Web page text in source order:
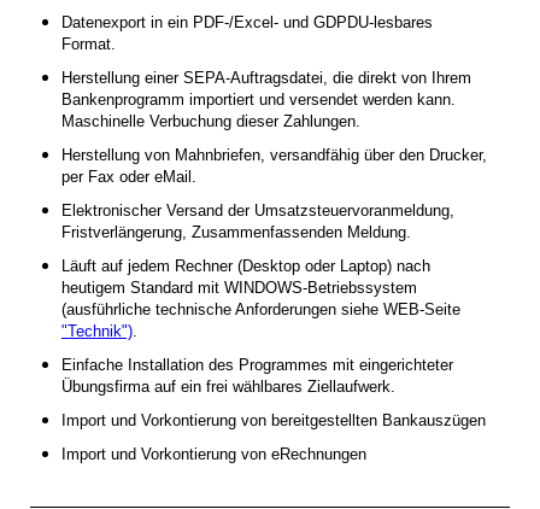
Datenexport in ein PDF-/Excel- und GDPDU-lesbares
Format.
Herstellung einer SEPA-Auftragsdatei, die direkt von Ihrem
Bankenprogramm importiert und versendet werden kann.
Maschinelle Verbuchung dieser Zahlungen.
Herstellung von Mahnbriefen, versandfähig über den Drucker,
per Fax oder eMail.
Elektronischer Versand der Umsatzsteuervoranmeldung,
Fristverlängerung, Zusammenfassenden Meldung.
Läuft auf jedem Rechner (Desktop oder Laptop) nach
heutigem Standard mit WINDOWS-Betriebssystem
(ausführliche technische Anforderungen siehe WEB-Seite
"Technik").
Einfache Installation des Programmes mit eingerichteter
Übungsfirma auf ein frei wählbares Ziellaufwerk.
Import und Vorkontierung von bereitgestellten Bankauszügen
Import und Vorkontierung von eRechnungen